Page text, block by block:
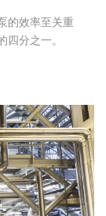
的效率至关重
分之一。